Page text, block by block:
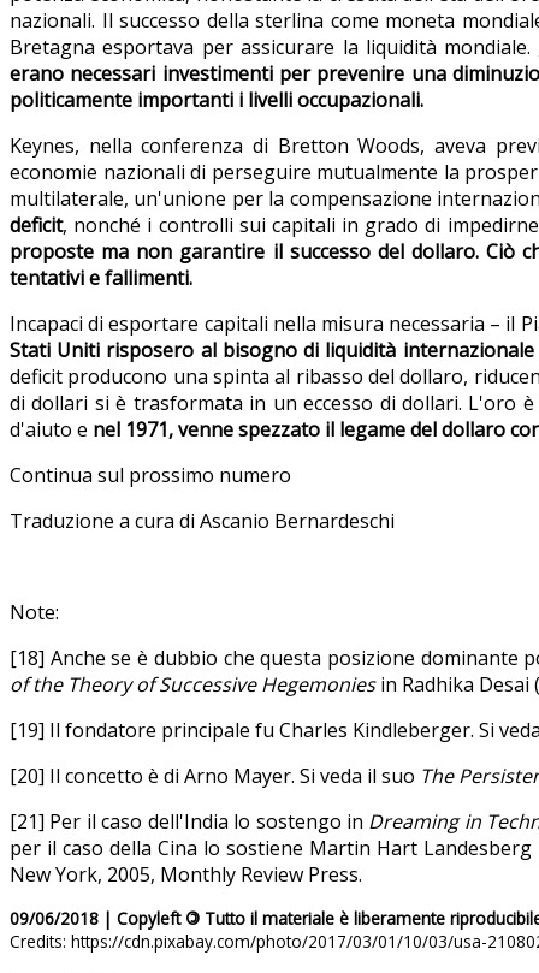
nazionali. Il successo della sterlina come moneta
Bretagna esportava per assicurare la liquidità mondiale.
erano necessari investimenti per prevenire una
politicamente importanti i livelli occupazionali.
Keynes, nella conferenza di Bretton Woods, aveva
economie nazionali di perseguire mutualmente la
multilaterale, un'unione per la compensazione
deficit, nonché i controlli sui capitali in grado di
proposte ma non garantire il successo del dollaro. Ciò
tentativi e fallimenti.
Incapaci di esportare capitali nella misura necessaria – il
Stati Uniti risposero al bisogno di liquidità
deficit producono una spinta al ribasso del dollaro,
di dollari si è trasformata in un eccesso di dollari. L'oro
d'aiuto e nel 1971, venne spezzato il legame del dollaro
Continua sul prossimo numero
Traduzione a cura di Ascanio Bernardeschi
Note:
[18] Anche se è dubbio che questa posizione dominante
of the Theory of Successive Hegemoniesin Radhika Desai
[19] Il fondatore principale fu Charles Kindleberger. Si
[20] Il concetto è di Arno Mayer. Si veda il suo The
[21] Per il caso dell'India lo sostengo in Dreaming in
per il caso della Cina lo sostiene Martin Hart
New York, 2005, Monthly Review Press.
09/06/2018 | Copyleft © Tutto il materiale è liberamente
Credits: https://cdn.pixabay.com/photo/2017/03/01/10/03/usa-